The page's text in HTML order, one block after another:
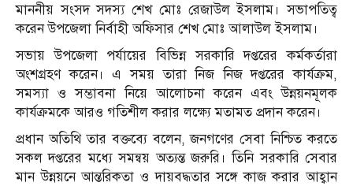
মাননীয় সংসদ সদস্য শেখ মোঃ রেজাউল ইসলাম। সভাপতিত্ব
করেন উপজেলা নির্বাহী অফিসার শেখ মোঃ আলাউল ইসলাম।
সভায় উপজেলা পর্যায়ের বিভিন্ন সরকারি দপ্তরের কর্মকর্তারা
অংশগ্রহণ করেন। এ সময় তারা নিজ নিজ দপ্তরের কার্যক্রম,
সমস্যা ও সম্ভাবনা নিয়ে আলোচনা করেন এবং উন্নয়নমূলক
কার্যক্রমকে আরও গতিশীল করার লক্ষ্যে মতামত প্রদান করেন।
প্রধান অতিথি তার বক্তব্যে বলেন, জনগণের সেবা নিশ্চিত করতে
সকল দপ্তরের মধ্যে সমন্বয় অত্যন্ত জরুরি। তিনি সরকারি সেবার
মান উন্নয়নে আন্তরিকতা ও দায়বদ্ধতার সঙ্গে কাজ করার আহ্বান